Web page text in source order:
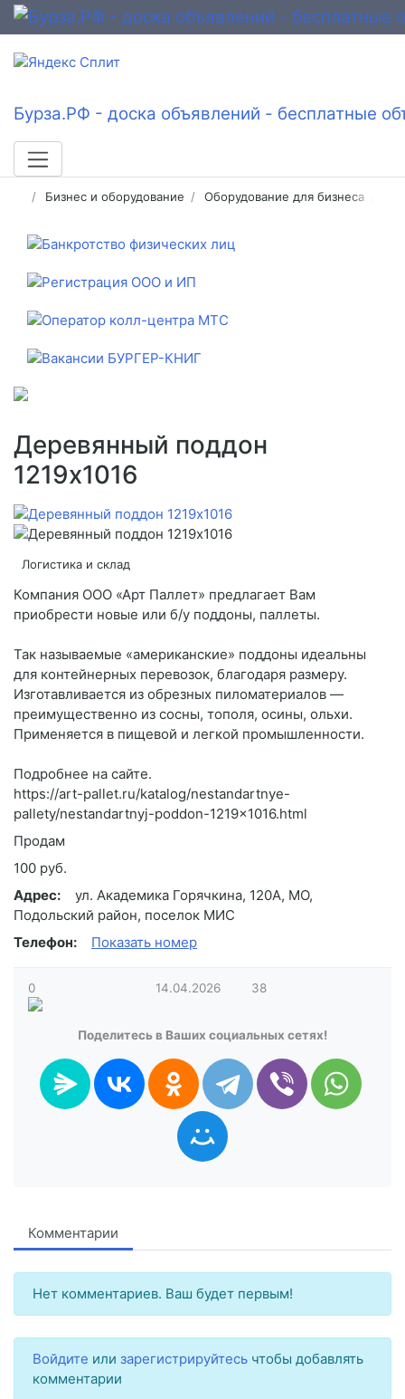
Бурза.РФ - доска объявлений - бесплатные
Бизнес и оборудование Оборудование для бизнеса
Деревянный поддон
1219x1016
Логистика и склад
Компания ООО «Арт Паллет» предлагает Вам
приобрести новые или б/у поддоны, паллеты.
Так называемые «американские» поддоны идеальны
для контейнерных перевозок, благодаря размеру.
Изготавливается из обрезных пиломатериалов —
преимущественно из сосны, тополя, осины, ольхи.
Применяется в пищевой и легкой промышленности.
Подробнее на сайте.
https://art-pallet.ru/katalog/nestandartnye-
pallety/nestandartnyj-poddon-1219x1016.html
Продам
100 руб.
Адрес:
ул. Академика Горячкина, 120А, МО,
Подольский район, поселок МИС
Телефон:
Показать номер
0 14.04.2026 38
Поделитесь в Ваших социальных сетях!
Комментарии
Нет комментариев. Ваш будет первым!
Войдите или зарегистрируйтесь чтобы добавлять
комментарии